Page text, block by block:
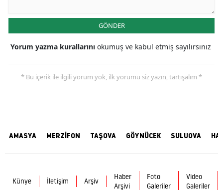
GÖNDER
Yorum yazma kurallarını okumuş ve kabul etmiş sayılırsınız
* Bu içerik ile ilgili yorum yok, ilk yorumu siz yazın, tartışalım *
AMASYA MERZİFON TAŞOVA GÖYNÜCEK SULUOVA
Künye İletişim Arşiv
Haber
Arşivi
Foto
Galeriler
Video
Galeriler